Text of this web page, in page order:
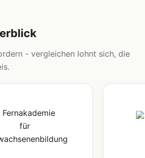
- vergleichen lohnt sich, die